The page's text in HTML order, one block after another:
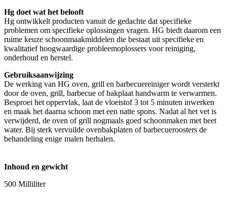
Hg doet wat het belooft
Hg ontwikkelt producten vanuit de gedachte dat specifieke
problemen om specifieke oplossingen vragen. HG biedt daarom een
ruime keuze schoonmaakmiddelen die bestaat uit specifieke en
kwalitatief hoogwaardige probleemoplossers voor reiniging,
onderhoud en herstel.
Gebruiksaanwijzing
De werking van HG oven, grill en barbecuereiniger wordt versterkt
door de oven, grill, barbecue of bakplaat handwarm te verwarmen.
Besproei het oppervlak, laat de vloeistof 3 tot 5 minuten inwerken
en maak het daarna schoon met een natte spons. Nadat al het vet is
verwijderd, de oven of grill nogmaals goed schoonmaken met heet
water. Bij sterk vervuilde ovenbakplaten of barbecueroosters de
behandeling enige malen herhalen.
Inhoud en gewicht
500 Milliliter